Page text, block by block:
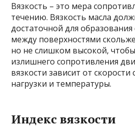
Вязкость – это мера
течению. Вязкость масла
достаточной для
между поверхностями
но не слишком высокой,
излишнего сопротивления
вязкости зависит от скорости
нагрузки и температуры.
Индекс вязкости